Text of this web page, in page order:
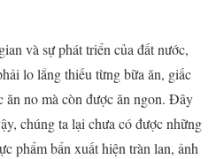
và sự phát triển của đất nước,
lo lắng thiếu từng bữa ăn, giấc
no mà còn được ăn ngon. Đây
chúng ta lại chưa có được những
phẩm bẩn xuất hiện tràn lan, ảnh